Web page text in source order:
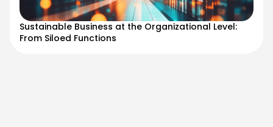
Sustainable Business at the Organizational Level:
From Siloed Functions